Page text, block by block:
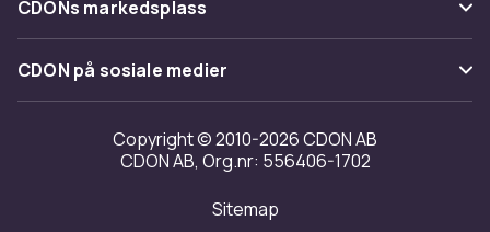
Tilbakekallinger
Kundeanmeldelser
Jobbe på CDON
Investor relations
Tilgjengelighet
CDONs markedsplass
Merchant Help Center
CDON på sosiale medier
Copyright © 2010-2026 CDON AB
CDON AB, Org.nr: 556406-1702
Sitemap